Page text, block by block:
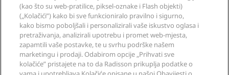
Hoteli za sportaše
Hoteli prilagođeni obiteljima
Zdravlje i sigurnost
Radite u RHG-u
Radite u PPHE-e
Radite u EHL-u
The Club by RHG
Razvojne mogućnosti
Responsible Business
Centar za privatnost
Pravna obavijest
Uvjeti i odredbe programa Radisson Rewards
Sporazum o uporabi web-mjesta
Digitalna dostupnost
Izjava o modernom ropstvu
Pomoć
Upozorenja za korisnike
Kontakt
Često postavljana pitanja
Mapa stranice
Društveni mediji
Brendovi Radisson Hotels
(kao što su web-pratilice, piksel-oznake i Flash objekti)
(„Kolačići”) kako bi sve funkcioniralo pravilno i sigurno,
kako bismo poboljšali i personalizirali vaše iskustvo oglasa i
pretraživanja, analizirali upotrebu i promet web-mjesta,
zapamtili vaše postavke, te u svrhu podrške našem
marketingu i prodaji. Odabirom opcije „Prihvati sve
kolačiće” pristajete na to da Radisson prikuplja podatke o